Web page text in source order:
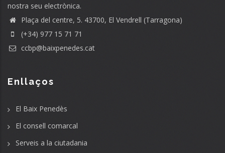
nostra seu electrònica.
Plaça del centre, 5. 43700, El Vendrell (Tarragona)
(+34) 977 15 71 71
ccbp@baixpenedes.cat
Enllaços
El Baix Penedès
El consell comarcal
Serveis a la ciutadania